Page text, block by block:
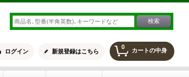
0 カートの中身
ログイン 新規登録はこちら